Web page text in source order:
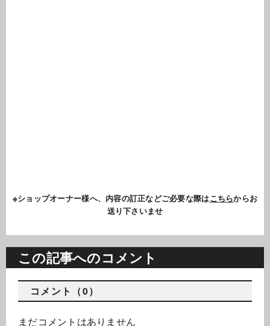
※ショップオーナー様へ、内容の訂正などご必要な際はこちらからお
送り下さいませ
この記事へのコメント
コメント（0）
まだコメントはありません